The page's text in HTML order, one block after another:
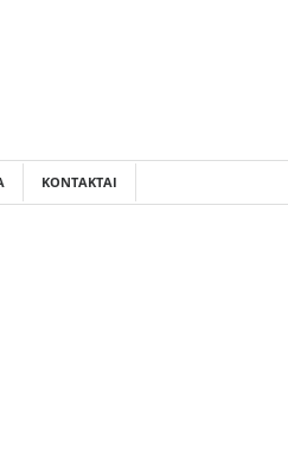
KONTAKTAI